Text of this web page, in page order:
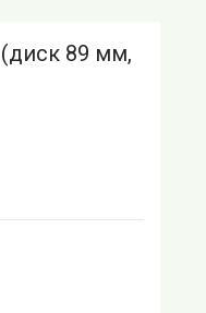
(диск 89 мм,